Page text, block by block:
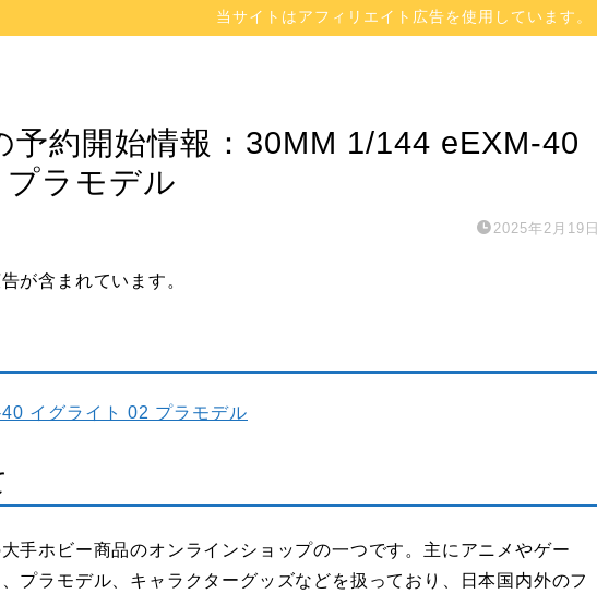
当サイトはアフィリエイト広告を使用しています。
予約開始情報：30MM 1/144 eEXM-40
ラモデル
2025年2月19日
が含まれています。
イグライト 02 プラモデル
手ホビー商品のオンラインショップの一つです。主にアニメやゲー
プラモデル、キャラクターグッズなどを扱っており、日本国内外のフ